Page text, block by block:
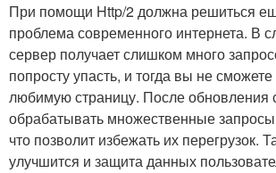
При помощи Http/2 должна решиться
проблема современного интернета. В
сервер получает слишком много
попросту упасть, и тогда вы не
любимую страницу. После обновления
обрабатывать множественные
что позволит избежать их перегрузок.
улучшится и защита данных